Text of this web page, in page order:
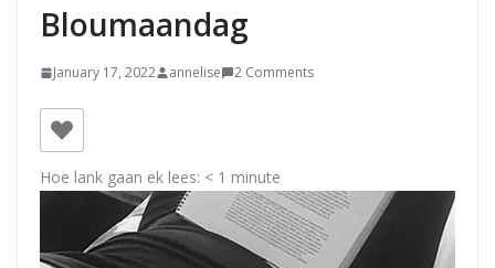
Bloumaandag
January 17, 2022 annelise 2 Comments
Hoe lank gaan ek lees: < 1 minute